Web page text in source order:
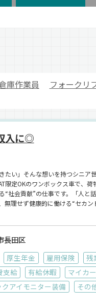
庫作業員 フォークリ
入に◎
たい」そんな想いを持つシニア
限定OKのワンボックス車で、
社会貢献”の仕事です。「人と
理せず健康的に働ける“セカ
長田区
厚生年金 雇用保険
残
支給
有給休暇 マイカ
クアイモニター装備
その